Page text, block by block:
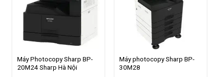
Máy Photocopy Sharp BP-
20M24 Sharp Hà Nội
Máy photocopy Sharp BP-
30M28